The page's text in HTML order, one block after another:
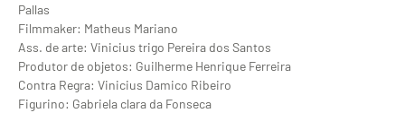
Pallas
Filmmaker: Matheus Mariano
Ass. de arte: Vinicius trigo Pereira dos Santos
Produtor de objetos: Guilherme Henrique Ferreira
Contra Regra: Vinicius Damico Ribeiro
Figurino: Gabriela clara da Fonseca